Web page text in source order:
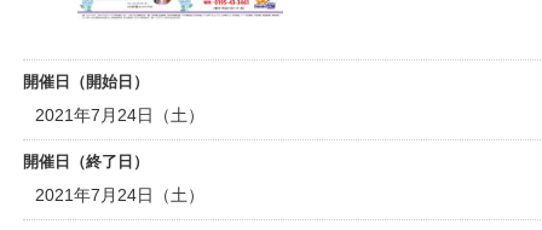
開催日（開始日）
2021年7月24日（土）
開催日（終了日）
2021年7月24日（土）